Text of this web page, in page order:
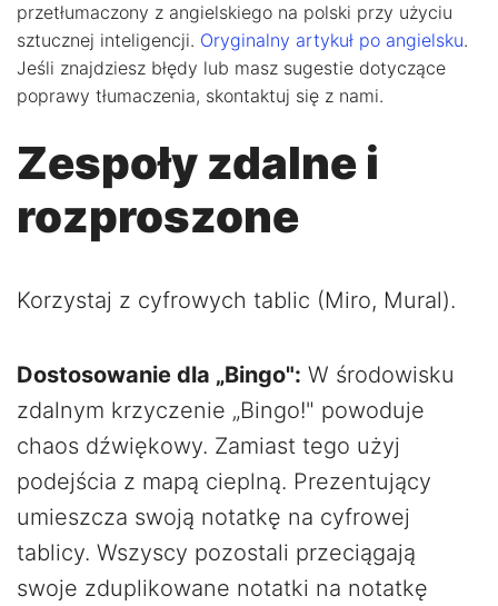
przetłumaczony z angielskiego na polski przy użyciu
sztucznej inteligencji. Oryginalny artykuł po angielsku.
Jeśli znajdziesz błędy lub masz sugestie dotyczące
poprawy tłumaczenia, skontaktuj się z nami.
Zespoły zdalne i
rozproszone
Korzystaj z cyfrowych tablic (Miro, Mural).
Dostosowanie dla „Bingo": W środowisku
zdalnym krzyczenie „Bingo!" powoduje
chaos dźwiękowy. Zamiast tego użyj
podejścia z mapą cieplną. Prezentujący
umieszcza swoją notatkę na cyfrowej
tablicy. Wszyscy pozostali przeciągają
swoje zduplikowane notatki na notatkę